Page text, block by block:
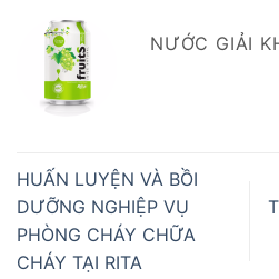
NƯỚC GIẢI
HUẤN LUYỆN VÀ BỒI
DƯỠNG NGHIỆP VỤ
PHÒNG CHÁY CHỮA
CHÁY TẠI RITA